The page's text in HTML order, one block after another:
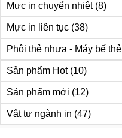
Mực in chuyển nhiệt (8)
Mực in liên tục (38)
Phôi thẻ nhựa - Máy bế thẻ
Sản phẩm Hot (10)
Sản phẩm mới (12)
Vật tư ngành in (47)